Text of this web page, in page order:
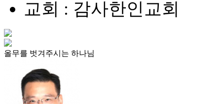
교회 : 감사한인교회
올무를 벗겨주시는 하나님